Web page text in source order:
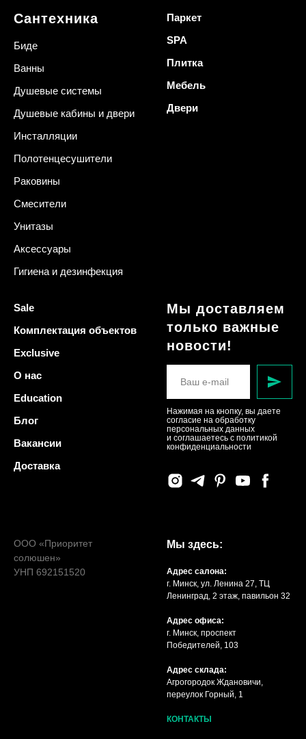
Сантехника
Биде
Ванны
Душевые системы
Душевые кабины и двери
Инсталляции
Полотенцесушители
Раковины
Смесители
Унитазы
Аксессуары
Гигиена и дезинфекция
Паркет
SPA
Плитка
Мебель
Двери
Sale
Комплектация объектов
Exclusive
О нас
Education
Блог
Вакансии
Доставка
Мы доставляем
только важные
новости!
Нажимая на кнопку, вы даете
согласие на обработку
персональных данных
и соглашаетесь c политикой
конфиденциальности
ООО «Приоритет
солюшен»
УНП 692151520
Мы здесь:
Адрес салона:
г. Минск, ул. Ленина 27, ТЦ
Ленинград, 2 этаж, павильон 32
Адрес офиса:
г. Минск, проспект
Победителей, 103
Адрес склада:
Агрогородок Ждановичи,
переулок Горный, 1
КОНТАКТЫ